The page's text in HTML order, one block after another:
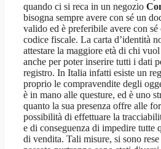
quando ci si reca in un negozio
bisogna sempre avere con sé un
valido ed è preferibile avere con sé
codice fiscale. La carta d’identità
attestare la maggiore età di chi
anche per poter inserire tutti i dati
registro. In Italia infatti esiste un
proprio le compravendite degli
è in mano alle questure, ed è uno
quanto la sua presenza offre alle
possibilità di effettuare la
e di conseguenza di impedire tutte
di vendita. Tali misure, si sono